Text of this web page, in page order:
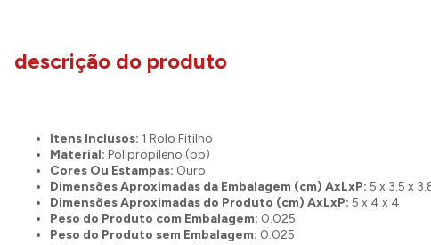
descrição do produto
Itens Inclusos: 1 Rolo Fitilho
Material: Polipropileno (pp)
Cores Ou Estampas: Ouro
Dimensões Aproximadas da Embalagem (cm) AxLxP: 5 x 3.5 x
Dimensões Aproximadas do Produto (cm) AxLxP: 5 x 4 x 4
Peso do Produto com Embalagem: 0.025
Peso do Produto sem Embalagem: 0.025